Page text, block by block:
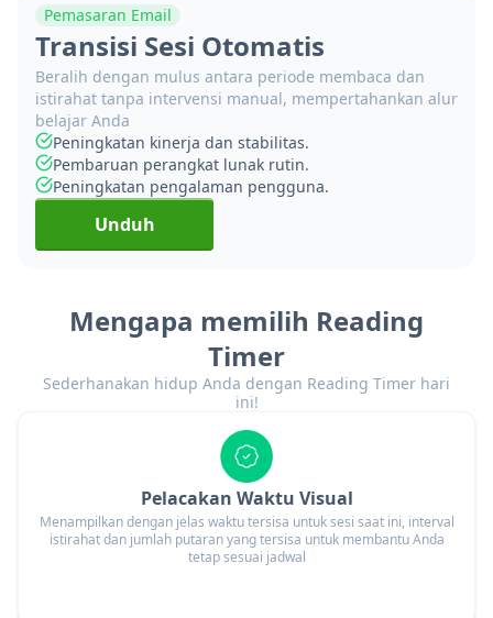
Pemasaran Email
Transisi Sesi Otomatis
Beralih dengan mulus antara periode membaca dan
istirahat tanpa intervensi manual, mempertahankan alur
belajar Anda
Peningkatan kinerja dan stabilitas.
Pembaruan perangkat lunak rutin.
Peningkatan pengalaman pengguna.
Unduh
Mengapa memilih Reading
Timer
Sederhanakan hidup Anda dengan Reading Timer hari
ini!
Pelacakan Waktu Visual
Menampilkan dengan jelas waktu tersisa untuk sesi saat ini, interval
istirahat dan jumlah putaran yang tersisa untuk membantu Anda
tetap sesuai jadwal